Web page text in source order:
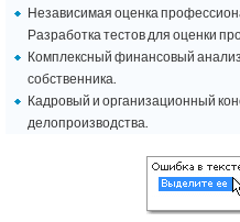
Независимая оценка
Разработка тестов для оценки
Комплексный финансовый
собственника.
Кадровый и организационный
делопроизводства.